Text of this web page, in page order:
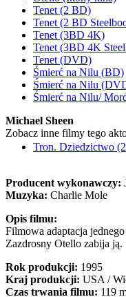
Tenet (2 BD)
Tenet (2 BD
Tenet (3BD 4K)
Tenet (3BD 4K
Tenet (DVD)
Śmierć na Nilu (BD)
Śmierć na Nilu
Śmierć na Nilu/
Michael Sheen
Zobacz inne filmy tego
Tron. Dziedzictwo
Producent wykonawczy:
Muzyka: Charlie Mole
Opis filmu:
Filmowa adaptacja
Zazdrosny Otello zabija ją.
Rok produkcji: 1995
Kraj produkcji: USA /
Czas trwania filmu: 119